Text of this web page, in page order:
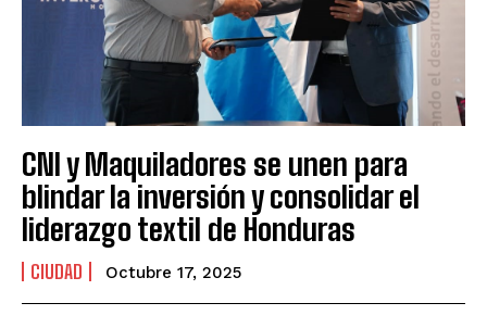
CNI y Maquiladores se unen para
blindar la inversión y consolidar el
liderazgo textil de Honduras
CIUDAD Octubre 17, 2025